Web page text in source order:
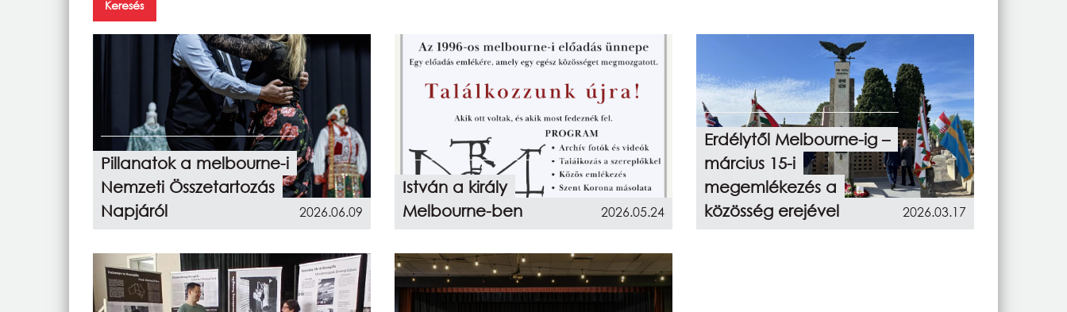
Pillanatok a melbourne-i
Nemzeti Összetartozás
Napjáról
2026.06.09
István a király
Melbourne-ben
2026.05.24
Erdélytől Melbourne-ig –
március 15-i
megemlékezés a
közösség erejével
2026.03.17